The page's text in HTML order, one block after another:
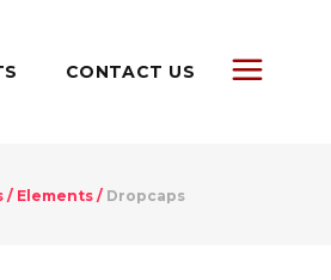
CONTACT US
/ Elements / Dropcaps